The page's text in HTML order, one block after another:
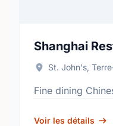
Shanghai
St. John's,
Fine dining
Voir les détails